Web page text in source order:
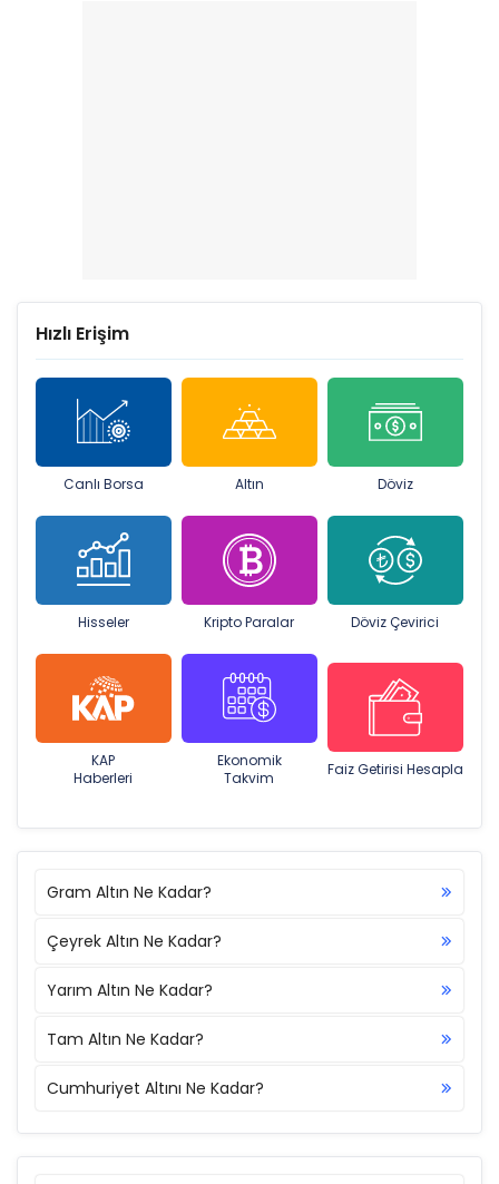
Hızlı Erişim
Canlı Borsa Altın Döviz
Hisseler Kripto Paralar Döviz Çevirici
KAP
Haberleri
Ekonomik
Takvim
Faiz Getirisi Hesapla
Gram Altın Ne Kadar?
Çeyrek Altın Ne Kadar?
Yarım Altın Ne Kadar?
Tam Altın Ne Kadar?
Cumhuriyet Altını Ne Kadar?